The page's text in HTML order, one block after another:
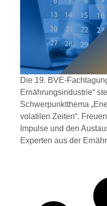
Die 19. BVE-
Ernährungsindustrie“
Schwerpunktthema
volatilen Zeiten“.
Impulse und den
Experten aus der